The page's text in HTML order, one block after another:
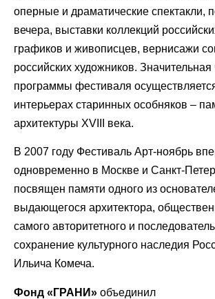
оперные и драматические спектакли,
вечера, выставки коллекций
графиков и живописцев, вернисажи
российских художников. Значительная
программы фестиваля
интерьерах старинных особняков –
архитектуры XVIII века.
В 2007 году Фестиваль Арт-ноябрь
одновременно в Москве и Санкт-
посвящен памяти одного из
выдающегося архитектора,
самого авторитетного и
сохранение культурного наследия
Ильича Комеча.
Фонд «ГРАНИ» объединил